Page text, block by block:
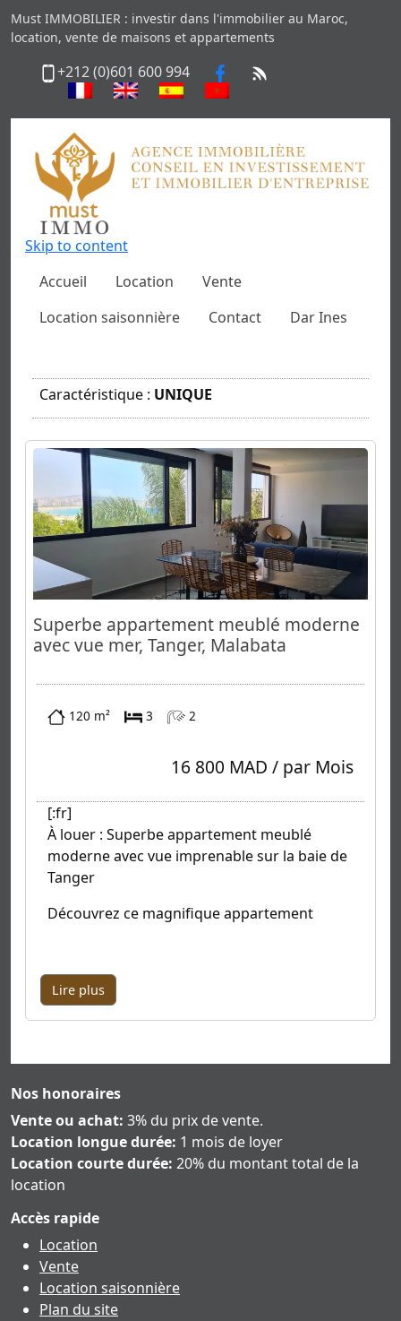
Must IMMOBILIER : investir dans l'immobilier au Maroc,
location, vente de maisons et appartements
+212 (0)601 600 994
Skip to content
Accueil
Location
Vente
Location saisonnière
Contact Dar Ines
Caractéristique : UNIQUE
Superbe appartement meublé moderne
avec vue mer, Tanger, Malabata
120 m² 3 2
16 800 MAD / par Mois
[:fr]
À louer : Superbe appartement meublé
moderne avec vue imprenable sur la baie de
Tanger
Découvrez ce magnifique appartement
Lire plus
Nos honoraires
Vente ou achat: 3% du prix de vente.
Location longue durée: 1 mois de loyer
Location courte durée: 20% du montant total de la
location
Accès rapide
Location
Vente
Location saisonnière
Plan du site